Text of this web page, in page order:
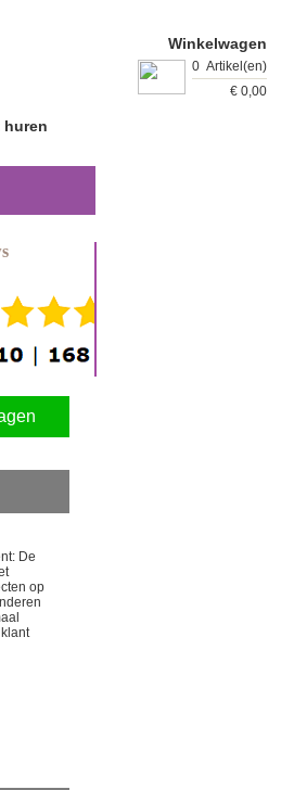
Winkelwagen
0 Artikel(en)
€ 0,00
huren
De
op